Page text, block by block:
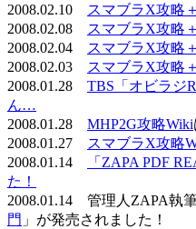
2008.02.10
スマブラX攻略
2008.02.08
スマブラX攻略
2008.02.04
スマブラX攻略
2008.02.03
スマブラX攻略
2008.01.28 TBS「オビラジ
ん…
2008.01.28 MHP2G攻略Wiki
2008.01.27
スマブラX攻略
2008.01.14
「ZAPA PDF
た！
2008.01.14 管理人ZAPA執筆
門 」が発売されました！